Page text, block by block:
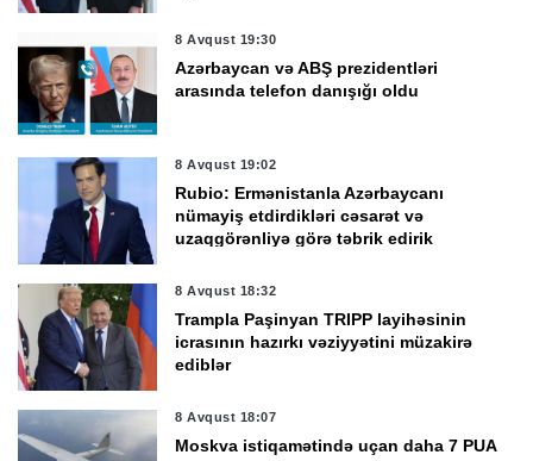
8 Avqust 19:30
Azərbaycan və ABŞ prezidentləri
arasında telefon danışığı oldu
8 Avqust 19:02
Rubio: Ermənistanla Azərbaycanı
nümayiş etdirdikləri cəsarət və
uzaqgörənliyə görə təbrik edirik
8 Avqust 18:32
Trampla Paşinyan TRIPP layihəsinin
icrasının hazırkı vəziyyətini müzakirə
ediblər
8 Avqust 18:07
Moskva istiqamətində uçan daha 7 PUA